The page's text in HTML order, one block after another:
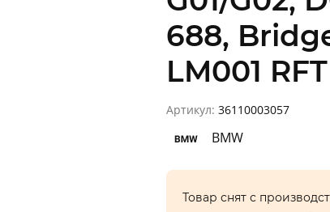
688,
LM001
Артикул: 36110003057
BMW
Товар снят с